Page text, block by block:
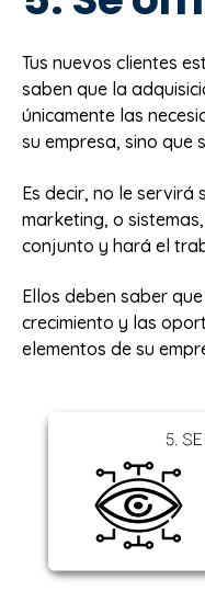
Tus nuevos clientes
saben que la
únicamente las
su empresa, sino que
Es decir, no le servirá
marketing, o
conjunto y hará el
Ellos deben saber
crecimiento y las
elementos de su